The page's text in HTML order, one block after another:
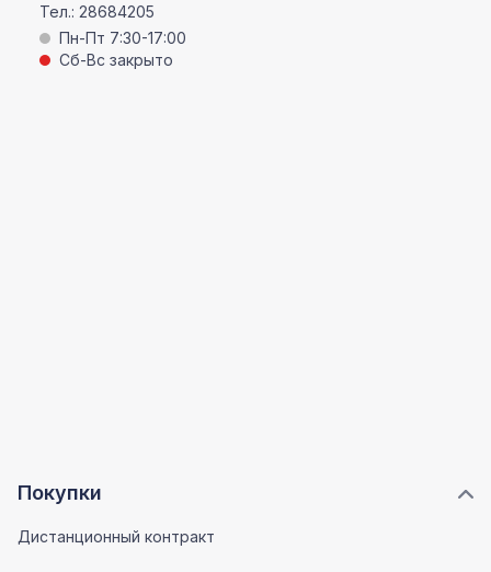
Покупки
Дистанционный контракт
Тел.: 28684205
Пн-Пт 7:30-17:00
Сб-Вс закрыто